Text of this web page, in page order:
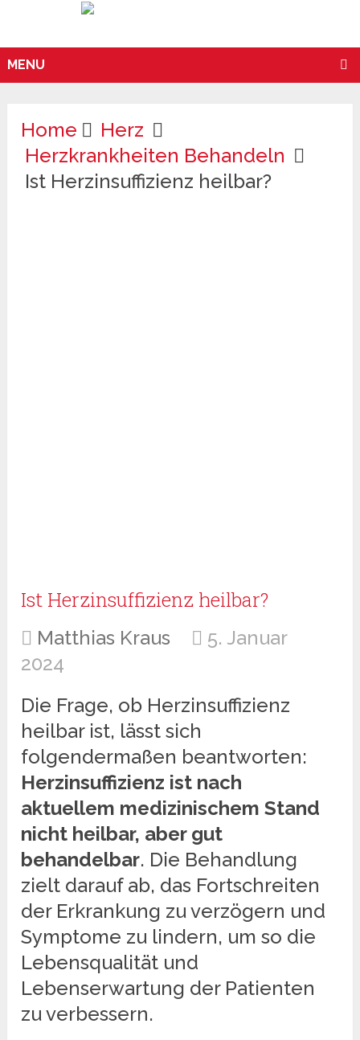
MENU
Home
Herz
Herzkrankheiten Behandeln
Ist Herzinsuffizienz heilbar?
Ist Herzinsuffizienz heilbar?
Matthias Kraus
5. Januar
2024
Die Frage, ob Herzinsuffizienz
heilbar ist, lässt sich
folgendermaßen beantworten:
Herzinsuffizienz ist nach
aktuellem medizinischem Stand
nicht heilbar, aber gut
behandelbar. Die Behandlung
zielt darauf ab, das Fortschreiten
der Erkrankung zu verzögern und
Symptome zu lindern, um so die
Lebensqualität und
Lebenserwartung der Patienten
zu verbessern.